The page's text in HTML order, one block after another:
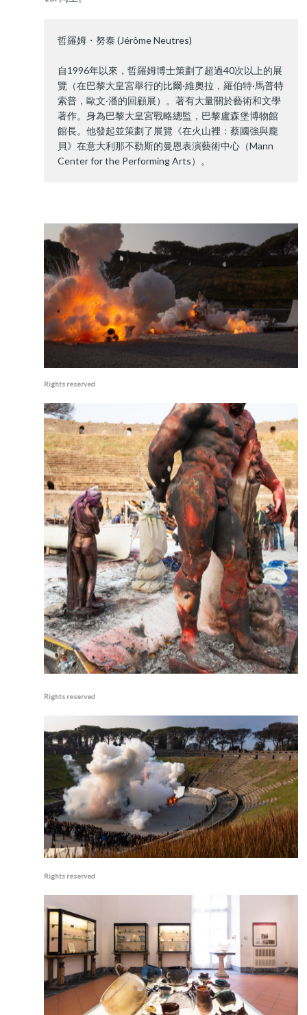
哲羅姆・努泰 (Jérôme Neutres)
自1996年以來，哲羅姆博士策劃了超過40次以上的展
覽（在巴黎大皇宮舉行的比爾·維奧拉，羅伯特·馬普特
索普，歐文·潘的回顧展）。著有大量關於藝術和文學
著作。身為巴黎大皇宮戰略總監，巴黎盧森堡博物館
館長。他發起並策劃了展覽《在火山裡：蔡國強與龐
貝》在意大利那不勒斯的曼恩表演藝術中心（Mann
Center for the Performing Arts）。
Rights reserved
Rights reserved
Rights reserved